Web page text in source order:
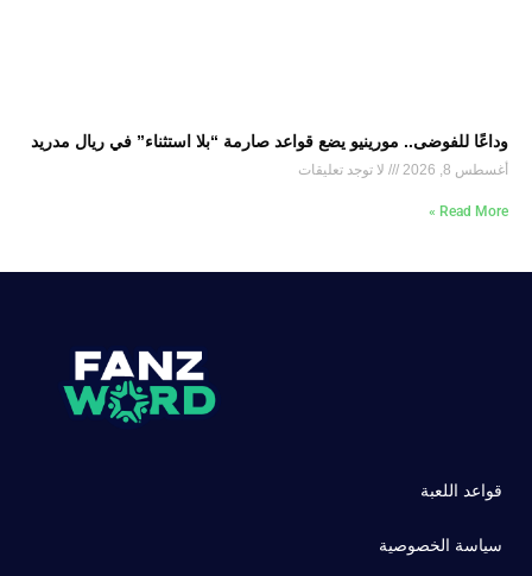
وداعًا للفوضى.. مورينيو يضع قواعد صارمة “بلا استثناء” في ريال مدريد
أغسطس 8, 2026 لا توجد تعليقات
Read More »
قواعد اللعبة
سياسة الخصوصية